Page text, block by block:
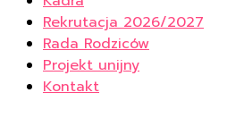
Rekrutacja 2026/2027
Rada Rodziców
Projekt unijny
Kontakt